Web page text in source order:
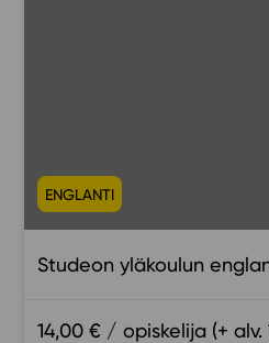
ENGLANTI
Studeon yläkoulun
14,00 € / opiskelija (+ alv.